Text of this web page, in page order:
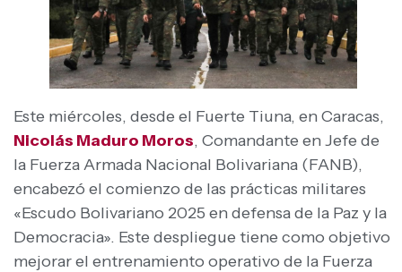
Este miércoles, desde el Fuerte Tiuna, en Caracas,
Nicolás Maduro Moros, Comandante en Jefe de
la Fuerza Armada Nacional Bolivariana (FANB),
encabezó el comienzo de las prácticas militares
«Escudo Bolivariano 2025 en defensa de la Paz y la
Democracia». Este despliegue tiene como objetivo
mejorar el entrenamiento operativo de la Fuerza